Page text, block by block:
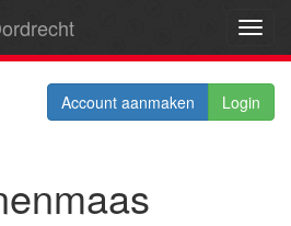
Account aanmaken Login